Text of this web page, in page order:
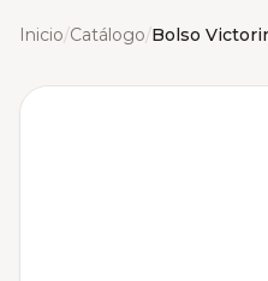
Inicio/Catálogo/Bolso